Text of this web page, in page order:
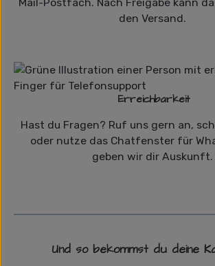
den Versand.
Erreichbarkeit
Hast du Fragen? Ruf uns gern an,
oder nutze das Chatfenster für
geben wir dir Auskunft.
Und so bekommst du deine